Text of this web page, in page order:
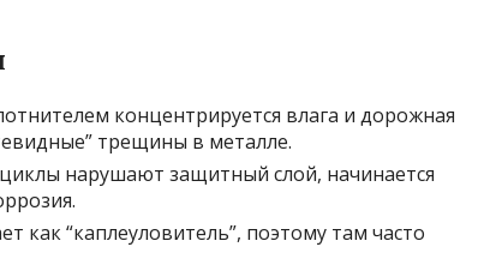
концентрируется влага и дорожная
трещины в металле.
нарушают защитный слой, начинается
как “каплеуловитель”, поэтому там часто